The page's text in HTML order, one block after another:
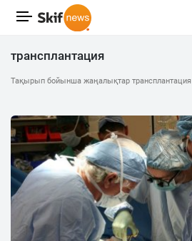
трансплантация
Тақырып бойынша жаңалықтар трансплантация